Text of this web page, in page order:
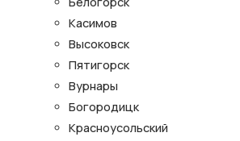
Касимов
Высоковск
Пятигорск
Вурнары
Богородицк
Красноусольский